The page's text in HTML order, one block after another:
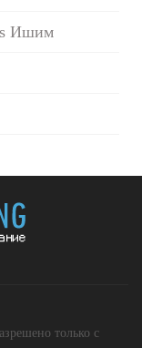
Ишим
только с